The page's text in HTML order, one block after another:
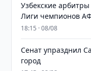
Узбекские
Лиги чемпионов
18:15 · 08/08
Сенат упразднил
город